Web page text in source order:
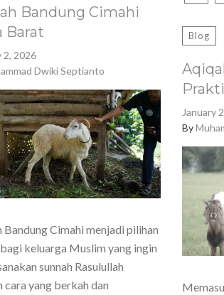
Bandung Cimahi
Barat
2, 2026
Dwiki Septianto
Bandung Cimahi menjadi pilihan
keluarga Muslim yang ingin
sunnah Rasulullah
cara yang berkah dan
Blog
January
By